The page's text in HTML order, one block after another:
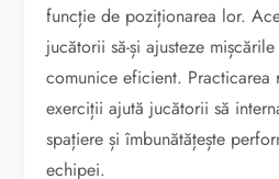
funcție de poziționarea lor.
jucătorii să-și ajusteze
comunice eficient. Practicarea
exerciții ajută jucătorii să
spațiere și îmbunătățește
echipei.